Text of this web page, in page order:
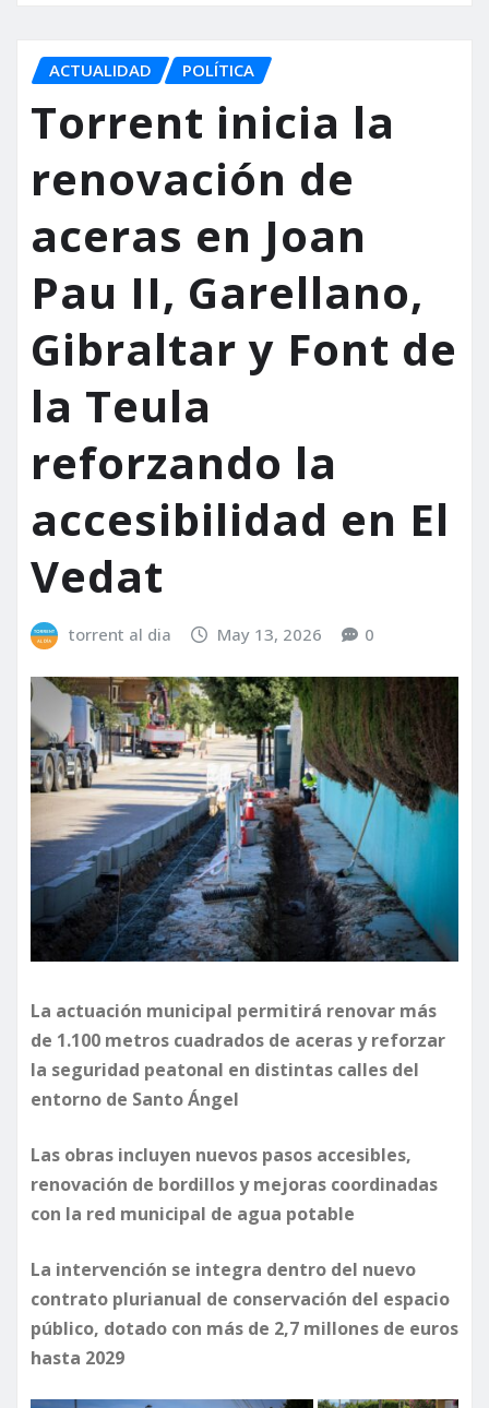
ACTUALIDAD POLÍTICA
Torrent inicia la
renovación de
aceras en Joan
Pau II, Garellano,
Gibraltar y Font de
la Teula
reforzando la
accesibilidad en El
Vedat
torrent al dia May 13, 2026 0
La actuación municipal permitirá renovar más
de 1.100 metros cuadrados de aceras y reforzar
la seguridad peatonal en distintas calles del
entorno de Santo Ángel
Las obras incluyen nuevos pasos accesibles,
renovación de bordillos y mejoras coordinadas
con la red municipal de agua potable
La intervención se integra dentro del nuevo
contrato plurianual de conservación del espacio
público, dotado con más de 2,7 millones de euros
hasta 2029